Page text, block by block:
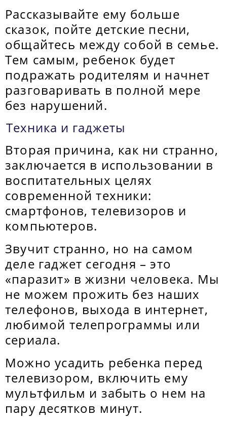
Рассказывайте ему больше
сказок, пойте детские песни,
общайтесь между собой в семье.
Тем самым, ребенок будет
подражать родителям и начнет
разговаривать в полной мере
без нарушений.
Техника и гаджеты
Вторая причина, как ни странно,
заключается в использовании в
воспитательных целях
современной техники:
смартфонов, телевизоров и
компьютеров.
Звучит странно, но на самом
деле гаджет сегодня – это
«паразит» в жизни человека. Мы
не можем прожить без наших
телефонов, выхода в интернет,
любимой телепрограммы или
сериала.
Можно усадить ребенка перед
телевизором, включить ему
мультфильм и забыть о нем на
пару десятков минут.